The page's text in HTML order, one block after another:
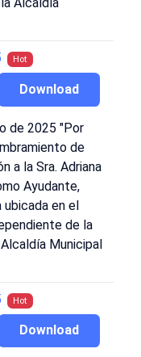
Hot
Download
de 2025 "Por
de
a la Sra. Adriana
Ayudante,
ubicada en el
de la
Municipal
Hot
Download